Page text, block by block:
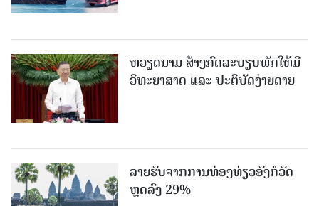
ຫວຽດນາມ ສ້າງກົດລະບຽບພັກໃຫ້ມີ
ວິທະຍາສາດ ແລະ ປະຕິບັດງ່າຍດາຍ
ລາຍຮັບຈາກການທ່ອງທ່ຽວອັງກໍວັດ
ຫຼດລົງ 29%